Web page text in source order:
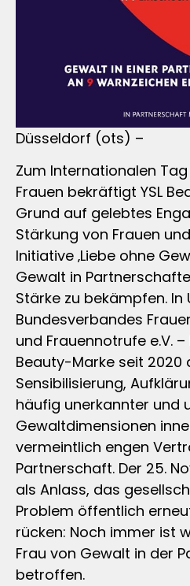
Düsseldorf (ots) –
Zum Internationalen
Frauen bekräftigt YSL
Grund auf gelebtes
Stärkung von Frauen
Initiative ‚Liebe ohne
Gewalt in
Stärke zu bekämpfen.
Bundesverbandes
und Frauennotrufe e.V.
Beauty-Marke seit 2020
Sensibilisierung,
häufig unerkannter und
Gewaltdimensionen
vermeintlich engen
Partnerschaft. Der 25.
als Anlass, das
Problem öffentlich
rücken: Noch immer ist
Frau von Gewalt in der
betroffen.